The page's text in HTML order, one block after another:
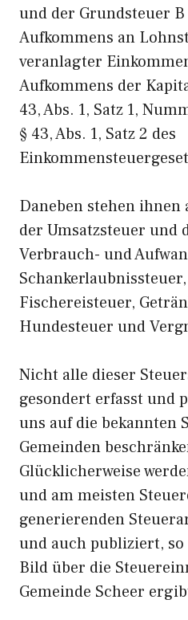
und der Grundsteuer B
Aufkommens an
veranlagter
Aufkommens der
43, Abs. 1, Satz 1,
§ 43, Abs. 1, Satz 2 des
Daneben stehen
der Umsatzsteuer und
Verbrauch- und
Fischereisteuer,
Hundesteuer und
Nicht alle dieser
gesondert erfasst und
uns auf die bekannten
Gemeinden
Glücklicherweise
und am meisten
generierenden
und auch publiziert, so
Bild über die
Gemeinde Scheer